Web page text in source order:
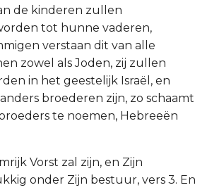
de kinderen zullen
tot hunne vaderen,
verstaan dit van alle
zowel als Joden, zij zullen
in het geestelijk Israël, en
broederen zijn, zo schaamt
te noemen, Hebreeën
Vorst zal zijn, en Zijn
onder Zijn bestuur, vers 3. En